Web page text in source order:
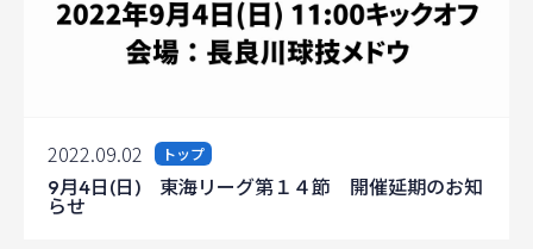
2022.09.02 トップ
9月4日(日) 東海リーグ第１４節 開催延期のお知
らせ